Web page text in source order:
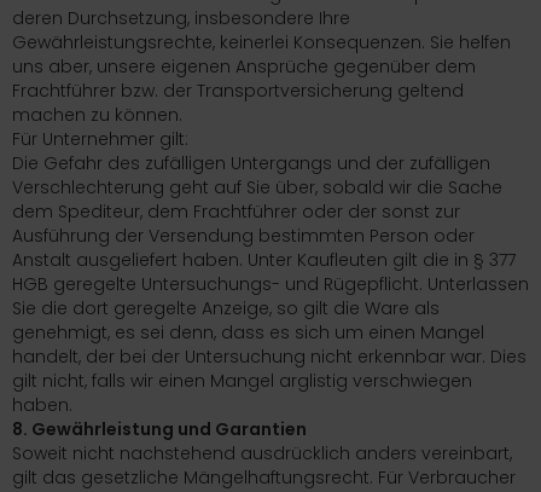
deren Durchsetzung, insbesondere Ihre
Gewährleistungsrechte, keinerlei Konsequenzen. Sie helfen
uns aber, unsere eigenen Ansprüche gegenüber dem
Frachtführer bzw. der Transportversicherung geltend
machen zu können.
Für Unternehmer gilt:
Die Gefahr des zufälligen Untergangs und der zufälligen
Verschlechterung geht auf Sie über, sobald wir die Sache
dem Spediteur, dem Frachtführer oder der sonst zur
Ausführung der Versendung bestimmten Person oder
Anstalt ausgeliefert haben. Unter Kaufleuten gilt die in § 377
HGB geregelte Untersuchungs- und Rügepflicht. Unterlassen
Sie die dort geregelte Anzeige, so gilt die Ware als
genehmigt, es sei denn, dass es sich um einen Mangel
handelt, der bei der Untersuchung nicht erkennbar war. Dies
gilt nicht, falls wir einen Mangel arglistig verschwiegen
haben.
8. Gewährleistung und Garantien
Soweit nicht nachstehend ausdrücklich anders vereinbart,
gilt das gesetzliche Mängelhaftungsrecht. Für Verbraucher